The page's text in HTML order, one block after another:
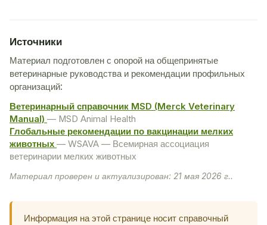
Источники
Материал подготовлен с опорой на общепринятые
ветеринарные руководства и рекомендации профильных
организаций:
Ветеринарный справочник MSD (Merck Veterinary
Manual) — MSD Animal Health
Глобальные рекомендации по вакцинации мелких
животных — WSAVA — Всемирная ассоциация
ветеринарии мелких животных
Материал проверен и актуализирован: 21 мая 2026 г..
Информация на этой странице носит справочный